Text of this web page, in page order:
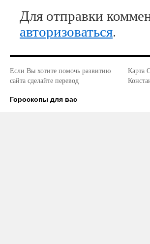
Для отправки
авторизоваться.
Если Вы хотите помочь развитию
сайта сделайте перевод
Карта
Гороскопы для вас